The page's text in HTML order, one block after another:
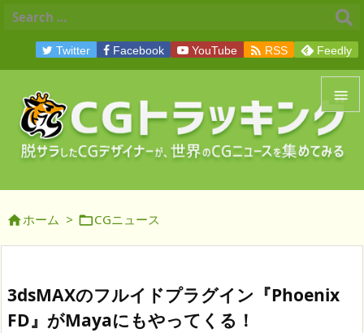


メニュ
前へ
Twitter Facebook YouTube  RSS Feedly
ホーム > CGニュース
3dsMAXのフルイドプラグイン『Phoenix
FD』がMayaにもやってくる！